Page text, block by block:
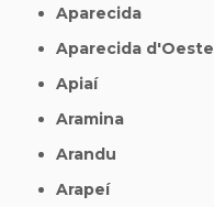
Aparecida
Aparecida d'Oeste
Apiaí
Aramina
Arandu
Arapeí